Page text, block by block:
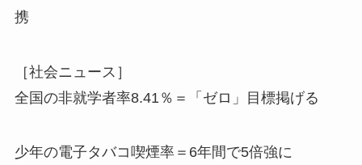
携
［社会ニュース］
全国の非就学者率8.41％＝「ゼロ」目標掲げる
少年の電子タバコ喫煙率＝6年間で5倍強に